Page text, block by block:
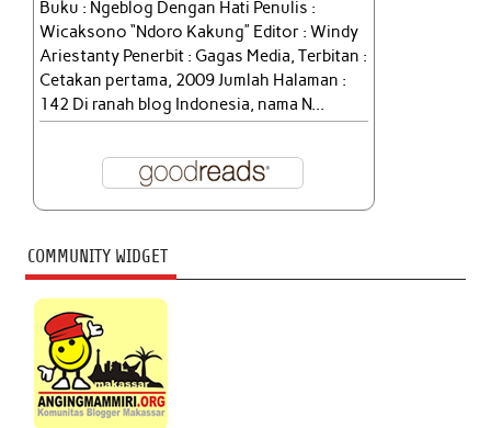
Buku : Ngeblog Dengan Hati Penulis :
Wicaksono “Ndoro Kakung” Editor : Windy
Ariestanty Penerbit : Gagas Media, Terbitan :
Cetakan pertama, 2009 Jumlah Halaman :
142 Di ranah blog Indonesia, nama N...
COMMUNITY WIDGET